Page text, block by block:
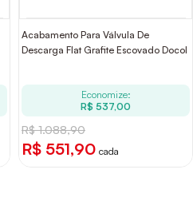
Acabamento Para Válvula De
Descarga Flat Grafite Escovado Docol
Economize:
R$ 537,00
R$ 1.088,90
R$ 551,90 cada